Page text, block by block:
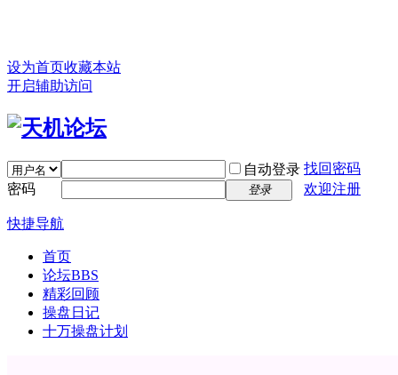
设为首页收藏本站
开启辅助访问
自动登录 找回密码
密码
登录 欢迎注册
快捷导航
首页
论坛BBS
精彩回顾
操盘日记
十万操盘计划